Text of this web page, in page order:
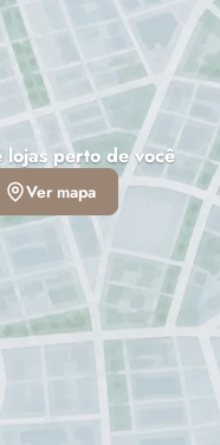
lojas perto de você
Ver mapa